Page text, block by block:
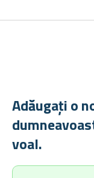
Adăugați o
voal.